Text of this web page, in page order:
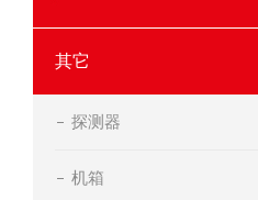
其它
探测器
机箱